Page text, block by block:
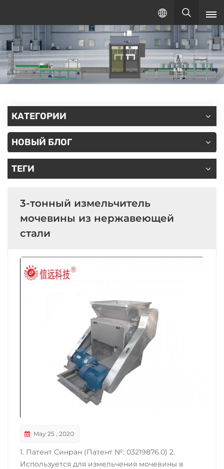
Русский
русский
English
español
КАТЕГОРИИ
НОВЫЙ БЛОГ
ТЕГИ
3-тонный измельчитель
мочевины из нержавеющей
стали
May 25 , 2020
1. Патент Синран (Патент №: 03219876.0) 2.
Используется для измельчения мочевины в